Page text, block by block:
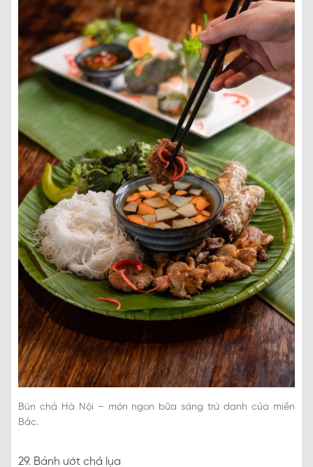
Bún chả Hà Nội – món ngon bữa sáng trứ danh của miền
Bắc.
29. Bánh ướt chả lụa